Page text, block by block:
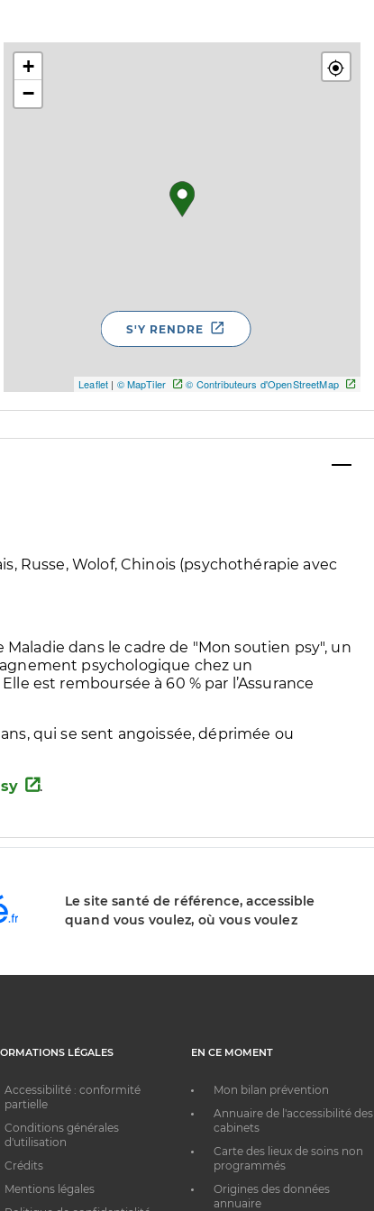
+
−
Leaflet | © MapTiler © Contributeurs d'OpenStreetMap
S'Y RENDRE
Russe, Wolof, Chinois (psychothérapie avec
dans le cadre de "Mon soutien psy", un
psychologique chez un
est remboursée à 60 % par l’Assurance
qui se sent angoissée, déprimée ou
.
Le site santé de référence, accessible
quand vous voulez, où vous voulez
LÉGALES
Accessibilité : conformité
partielle
Conditions générales
d'utilisation
Crédits
Mentions légales
EN CE MOMENT
Mon bilan prévention
Annuaire de l'accessibilité des
cabinets
Carte des lieux de soins non
programmés
Origines des données
annuaire